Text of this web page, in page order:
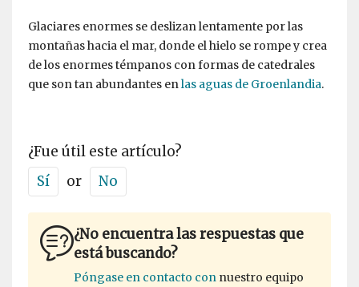
Glaciares enormes se deslizan lentamente por las
montañas hacia el mar, donde el hielo se rompe y crea
de los enormes témpanos con formas de catedrales
que son tan abundantes enlas aguas de Groenlandia.
¿Fue útil este artículo?
Sí
or No
¿No encuentra las respuestas que
está buscando?
Póngase en contacto con nuestro equipo